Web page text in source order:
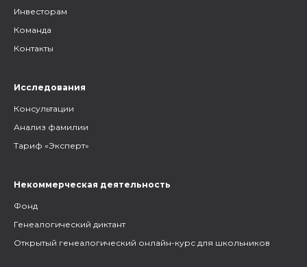
Инвесторам
Команда
Контакты
Исследования
Консультации
Анализ фамилии
Тариф «Эксперт»
Некоммерческая деятельность
Фонд
Генеалогический диктант
Открытый генеалогический онлайн-курс для школьников